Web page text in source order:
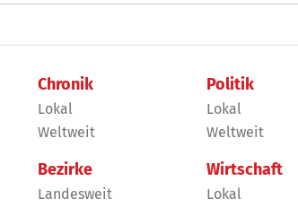
Chronik
Lokal
Weltweit
Bezirke
Landesweit
Politik
Lokal
Weltweit
Wirtschaft
Lokal